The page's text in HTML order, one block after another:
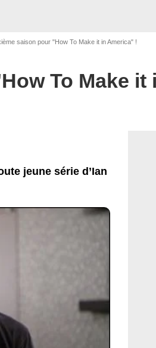
saison pour "How To Make it in America" !
To Make it
article
jeune série d’Ian